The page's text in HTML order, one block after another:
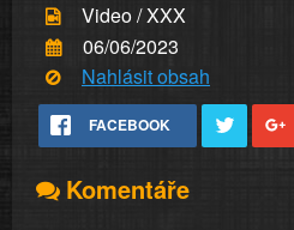
Video / XXX
06/06/2023
Nahlásit obsah
FACEBOOK
Komentáře